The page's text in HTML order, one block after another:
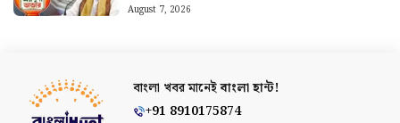
August 7, 2026
বাংলা খবর মানেইবাংলা হান্ট!
+91 8910175874